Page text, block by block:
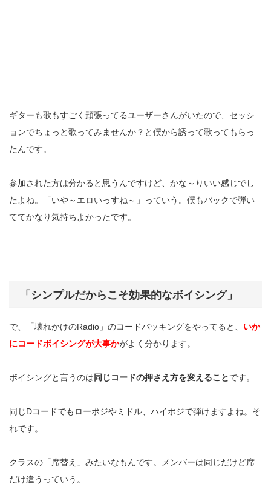
ギターも歌もすごく頑張ってるユーザーさんがいたので、セッシ
ョンでちょっと歌ってみませんか？と僕から誘って歌ってもらっ
たんです。
参加された方は分かると思うんですけど、かな～りいい感じでし
たよね。「いや～エロいっすね～」っていう。僕もバックで弾い
ててかなり気持ちよかったです。
「シンプルだからこそ効果的なボイシング」
で、「壊れかけのRadio 」のコードバッキングをやってると、 いか
にコードボイシングが大事かがよく分かります。
ボイシングと言うのは同じコードの押さえ方を変えることです。
同じDコードでもローポジやミドル、ハイポジで弾けますよね。そ
れです。
クラスの「席替え」みたいなもんです。メンバーは同じだけど席
だけ違うっていう。